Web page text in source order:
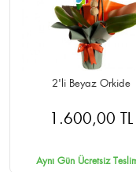
2'li Beyaz Orkide
1.600,00 TL
Aynı Gün Ücretsiz